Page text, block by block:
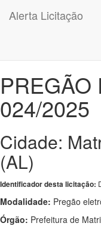
Alerta Licitação
PREGÃO
024/2025
Cidade:
(AL)
Identificador desta licitação:
Modalidade: Pregão
Órgão: Prefeitura de